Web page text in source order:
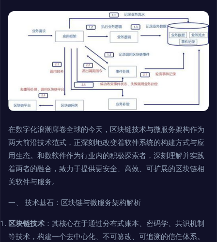
在数字化浪潮席卷全球的今天，区块链技术与微服务架构作为
两大前沿技术范式，正深刻地改变着软件系统的构建方式与应
用生态。和数软件作为行业内的积极探索者，深刻理解并实践
着两者的融合，致力于提供更安全、高效、可扩展的区块链相
关软件与服务。
一、 技术基石：区块链与微服务架构解析
区块链技术 ：其核心在于通过分布式账本、密码学、共识机制
等技术，构建一个去中心化、不可篡改、可追溯的信任体系。